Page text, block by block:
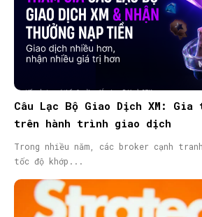
Câu Lạc Bộ Giao Dịch XM:
trên hành trình giao dịch
Trong nhiều năm, các broker cạnh
tốc độ khớp...